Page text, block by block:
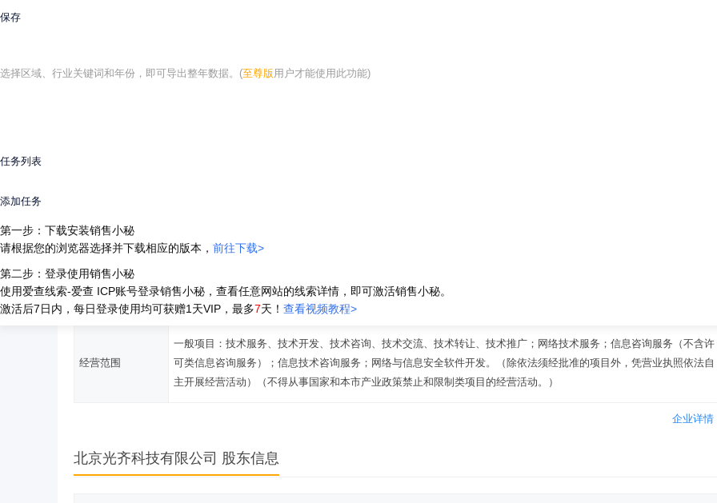
保存
选择区域、行业关键词和年份，即可导出整年数据。(至尊版用户才能使用此功能)
任务列表
添加任务
第一步：下载安装销售小秘
请根据您的浏览器选择并下载相应的版本， 前往下载>
第二步：登录使用销售小秘
使用爱查线索-爱查 ICP账号登录销售小秘，查看任意网站的线索详情，即可激活销售小秘。
激活后7日内，每日登录使用均可获赠1天VIP，最多7天！ 查看视频教程>
核准日期 2025-09-05
经营范围
一般项目：技术服务、技术开发、技术咨询、技术交流、技术转让、技术推广；网络技术服务；信息咨询服务（不含许
可类信息咨询服务）；信息技术咨询服务；网络与信息安全软件开发。（除依法须经批准的项目外，凭营业执照依法自
主开展经营活动）（不得从事国家和本市产业政策禁止和限制类项目的经营活动。）
企业详情
北京光齐科技有限公司 股东信息